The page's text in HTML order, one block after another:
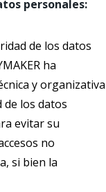
personales:
de los datos
ha
y organizativa
los datos
evitar su
no
si bien la